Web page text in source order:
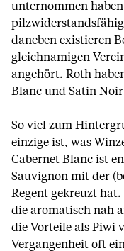
unternommen
daneben existieren
gleichnamigen
angehört. Roth
Blanc und Satin
So viel zum
einzige ist, was
Cabernet Blanc ist
Sauvignon mit der
Regent gekreuzt
die aromatisch nah
die Vorteile als Piwi
Vergangenheit oft